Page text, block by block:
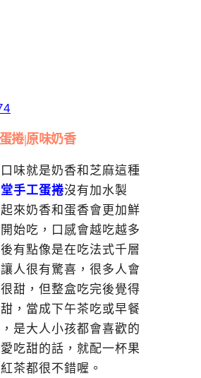
捲|原味奶香
味就是奶香和芝麻這種
手工蛋捲沒有加水製
來奶香和蛋香會更加鮮
始吃，口感會越吃越多
有點像是在吃法式千層
人很有驚喜，很多人會
甜，但整盒吃完後覺得
，當成下午茶吃或早餐
是大人小孩都會喜歡的
吃甜的話，就配一杯果
茶都很不錯喔。